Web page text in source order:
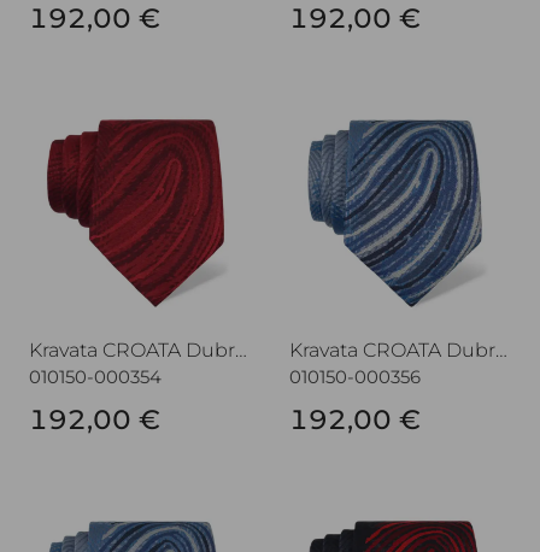
192,00 € 192,00 €
Kravata CROATA Dubrovnik
010150-000354
192,00 €
Kravata CROATA Dubrovnik
010150-000356
192,00 €